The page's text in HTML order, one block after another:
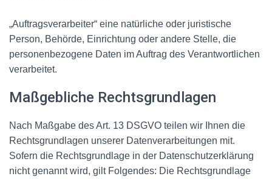
„Auftragsverarbeiter“ eine natürliche oder juristische
Person, Behörde, Einrichtung oder andere Stelle, die
personenbezogene Daten im Auftrag des Verantwortlichen
verarbeitet.
Maßgebliche Rechtsgrundlagen
Nach Maßgabe des Art. 13 DSGVO teilen wir Ihnen die
Rechtsgrundlagen unserer Datenverarbeitungen mit.
Sofern die Rechtsgrundlage in der Datenschutzerklärung
nicht genannt wird, gilt Folgendes: Die Rechtsgrundlage